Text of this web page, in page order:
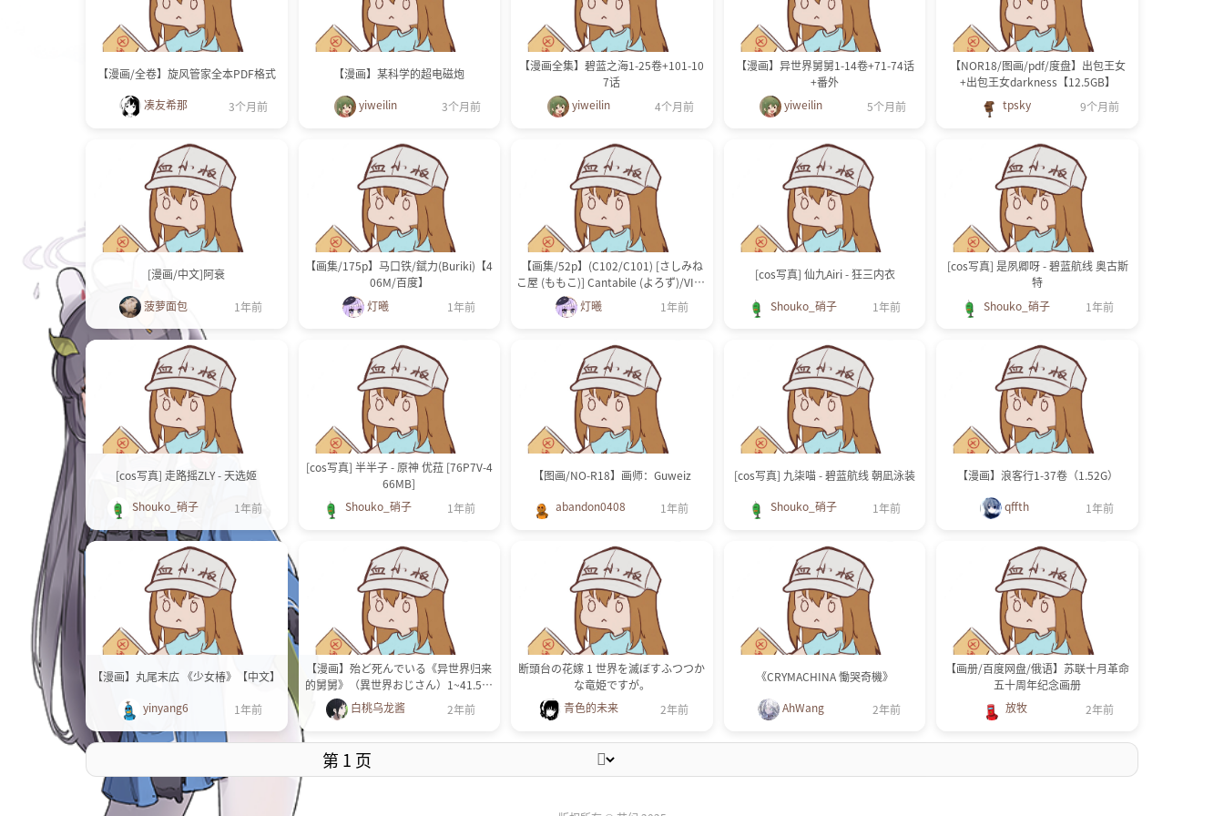
【漫画/全卷】旋风管家全本PDF格式
凑友希那 3个月前
【漫画】某科学的超电磁炮
yiweilin 3个月前
【漫画全集】碧蓝之海1-25卷+101-10
7话
yiweilin
4个月前
【漫画】异世界舅舅1-14卷+71-74话
+番外
yiweilin
5个月前
【NOR18/图画/pdf/度盘】出包王女
+出包王女darkness【12.5GB】
tpsky
9个月前
[漫画/中文]阿衰
菠萝面包 1年前
【画集/175p】马口铁/錻力(Buriki)【4
06M/百度】
灯曦
1年前
【画集/52p】(C102/C101) [さしみね
こ屋 (ももこ)] Cantabile (よろず)/VIVA
CE (ホロライブ)【339M/百度】
灯曦 1年前
[cos写真] 仙九Airi - 狂三内衣
Shouko_硝子 1年前
[cos写真] 是夙卿呀 - 碧蓝航线 奥古斯
特
Shouko_硝子
1年前
[cos写真] 走路摇ZLY - 天选姬
Shouko_硝子 1年前
[cos写真] 半半子 - 原神 优菈 [76P7V-4
66MB]
Shouko_硝子
1年前
【图画/NO-R18】画师：Guweiz
abandon0408 1年前
[cos写真] 九柒喵 - 碧蓝航线 朝凪泳装
Shouko_硝子 1年前
【漫画】浪客行1-37卷（1.52G）
qffth 1年前
【漫画】丸尾末広 《少女椿》【中文】
yinyang6 1年前
【漫画】殆ど死んでいる《异世界归来
的舅舅》（異世界おじさん）1~41.5话
+特别篇 · 连载中
白桃乌龙酱 2年前
断頭台の花嫁 1 世界を滅ぼすふつつか
な竜姫ですが。
青色的未来
2年前
《CRYMACHINA 慟哭奇機》
AhWang 2年前
【画册/百度网盘/俄语】苏联十月革命
五十周年纪念画册
放牧
2年前